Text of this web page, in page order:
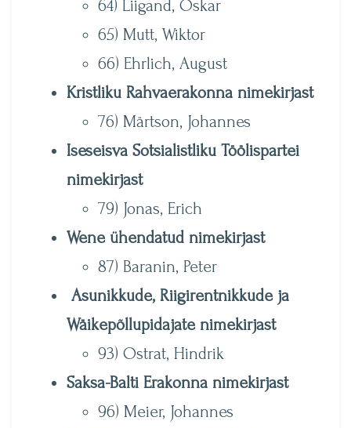
64) Liigand, Oskar
65) Mutt, Wiktor
66) Ehrlich, August
Kristliku Rahvaerakonna nimekirjast
76) Märtson, Johannes
Iseseisva Sotsialistliku Töölispartei
nimekirjast
79) Jonas, Erich
Wene ühendatud nimekirjast
87) Baranin, Peter
Asunikkude, Riigirentnikkude ja
Wäikepõllupidajate nimekirjast
93) Ostrat, Hindrik
Saksa-Balti Erakonna nimekirjast
96) Meier, Johannes